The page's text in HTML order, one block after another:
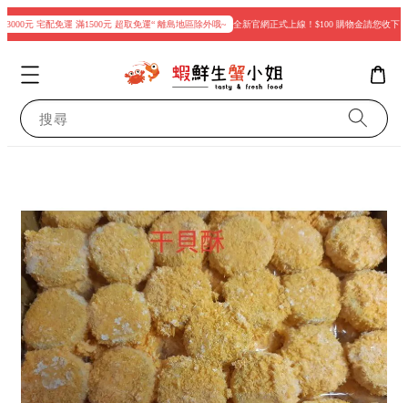
元 宅配免運 滿1500元 超取免運“ 離島地區除外哦~ 全新官網正式上線！$100 購物金請您收下
搜尋